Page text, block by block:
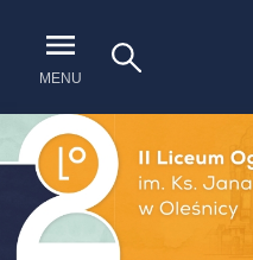
MENU